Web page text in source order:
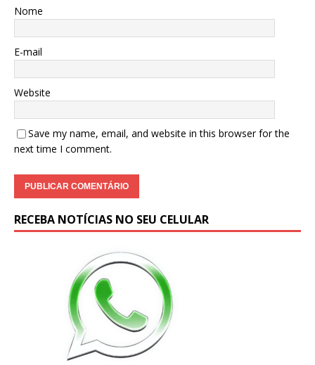
Nome
E-mail
Website
Save my name, email, and website in this browser for the
next time I comment.
RECEBA NOTÍCIAS NO SEU CELULAR